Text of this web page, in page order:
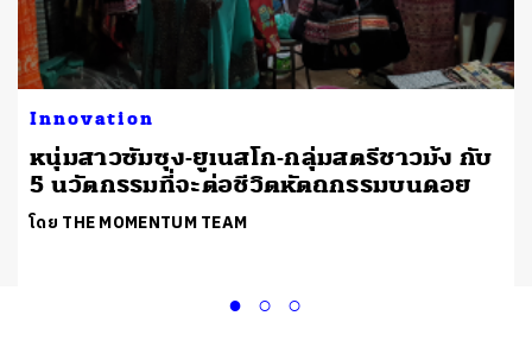
Innovation
หนุ่มสาวซัมซุง-ยูเนสโก-กลุ่มสตรีชาวม้ง กับ
5 นวัตกรรมที่จะต่อชีวิตหัตถกรรมบนดอย
โดย THE MOMENTUM TEAM